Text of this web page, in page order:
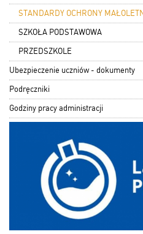
STANDARDY OCHRONY
SZKOŁA PODSTAWOWA
PRZEDSZKOLE
Ubezpieczenie uczniów - dokumenty
Podręczniki
Godziny pracy administracji